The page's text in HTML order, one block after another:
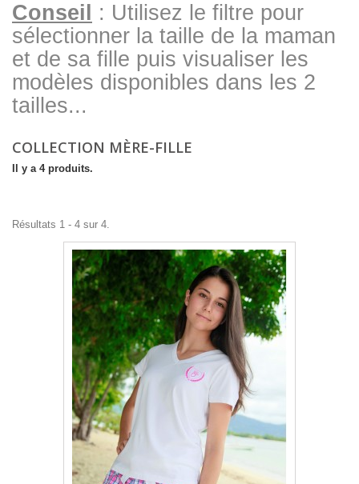
Conseil
: Utilisez le filtre pour
sélectionner la taille de la maman
et de sa fille puis visualiser les
modèles disponibles dans les 2
tailles...
COLLECTION MÈRE-FILLE
Il y a 4 produits.
Résultats 1 - 4 sur 4.